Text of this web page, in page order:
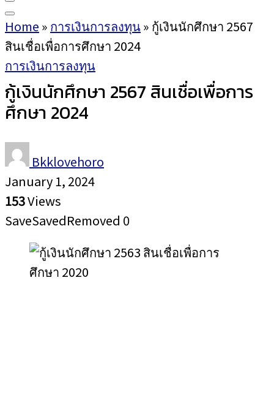
Home » การเงินการลงทุน» กู้เงินนักศึกษา 2567
สินเชื่อเพื่อการศึกษา 2024
การเงินการลงทุน
กู้เงินนักศึกษา 2567 สินเชื่อเพื่อการ
ศึกษา 2024
Bkklovehoro
January 1, 2024
153Views
SaveSavedRemoved 0